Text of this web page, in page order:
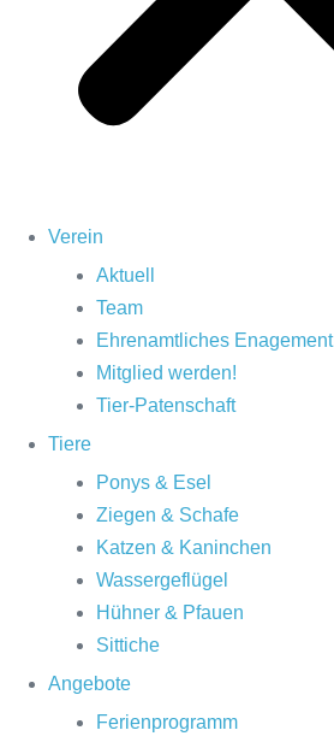
Verein
Aktuell
Team
Ehrenamtliches Enagement
Mitglied werden!
Tier-Patenschaft
Tiere
Ponys & Esel
Ziegen & Schafe
Katzen & Kaninchen
Wassergeflügel
Hühner & Pfauen
Sittiche
Angebote
Ferienprogramm